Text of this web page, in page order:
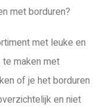
met borduren?
met leuke en
maken met
of je het borduren
en niet